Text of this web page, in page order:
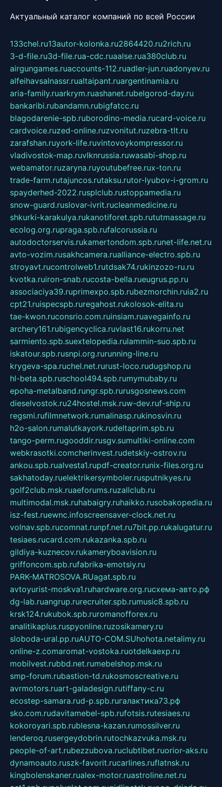
Актуальный каталог компаний по всей России
133chel.ru13autor-kolonka.ru2864420.ru2rich.ru
3-d-file.ru3d-file.rua-cdc.ruaalse.rua380club.ru
airgungames.ruaccounts-112.ruadler-jun.ruadonyev.ru
alfeihavsalnassr.rualtaipant.ruargentinamia.ru
aria-family.ruarkrym.ruashanet.rubelgorod-day.ru
bankaribi.rubandamn.rubigfatcc.ru
blagodarenie-spb.ruborodino-media.rucard-voice.ru
cardvoice.ruzed-online.ruzvonitut.ruzebra-tlt.ru
zarafshan.ruyork-life.ruvintovoykompressor.ru
vladivostok-map.ruvlknrussia.ruwasabi-shop.ru
webamator.ruzaryna.ruyoutubefree.rux-ton.ru
trade-farm.rutajuncos.rutaksu.rutor-lyubov-i-grom.ru
spayderhed-2022.rusplclub.rustoppamedia.ru
snow-guard.ruslovar-ivrit.rucleanmedicine.ru
shkurki-karakulya.rukanotiforet.spb.rututmassage.ru
ecolog.org.rupraga.spb.rufalcorussia.ru
autodoctorservis.rukamertondom.spb.runet-life.net.ru
avto-vozim.rusakhcamera.rualliance-electro.spb.ru
stroyavt.rucontrolweb1.rutdsak74.rukinzozo-ru.ru
kvotka.ruiron-snab.rucosta-bella.rueugrus.pp.ru
associaciya39.ruprimexpo.spb.rubezmorchin.ruia2.ru
cpt21.ruispecspb.ruregahost.rukolosok-elita.ru
tae-kwon.ruconsrio.com.ruinsiam.ruavegainfo.ru
archery161.rubigencyclica.ruvlast16.rukorru.net
sarmiento.spb.suextelopedia.rulammin-suo.spb.ru
iskatour.spb.rusnpi.org.rurunning-line.ru
krygeva-spa.ruchel.net.rurust-loco.rudugshop.ru
hl-beta.spb.ruschool494.spb.rumymubaby.ru
epoha-metalband.rungr.spb.rurusgosnews.com
dieselvostok.ru24hostel.msk.ruw-dev.ruf-ship.ru
regsmi.rufilmnetwork.rumalinasp.rukinosvin.ru
h2o-salon.rumalutkayork.rudeltaprim.spb.ru
tango-perm.rugooddir.rusgv.sumultiki-online.com
webkrasotki.comcherinvest.rudetskiy-ostrov.ru
ankou.spb.rualvesta1.rupdf-creator.runix-files.org.ru
sakhatoday.ruelektrikersymboler.rusputnikyes.ru
golf2club.msk.ruaeforums.ruzallclub.ru
multimodal.msk.ruhabaigry.ruhaikko.rusobakopedia.ru
isz-fest.ruewnc.infoscreensaver-clock.net.ru
volnav.spb.rucomnat.runpf.net.ru7bit.pp.rukalugatur.ru
tesiaes.rucard.com.rukazanka.spb.ru
gildiya-kuznecov.rukameryboavision.ru
griffoncom.spb.rufabrika-emotsiy.ru
PARK-MATROSOVA.RUagat.spb.ru
avtoyurist-moskva1.ruhardware.org.ruсхема-авто.рф
dg-lab.ruangrup.rurecruiter.spb.rumusic8.spb.ru
krsk124.rukubok.spb.ruromanofforex.ru
analitikaplus.ruspyonline.ruzosikamery.ru
sloboda-ural.pp.ruAUTO-COM.SUhohota.netalimy.ru
online-z.comaromat-vostoka.ruotdelkaexp.ru
mobilvest.rubbd.net.rumebelshop.msk.ru
smp-forum.rubastion-td.rukosmoscreative.ru
avrmotors.ruart-galadesign.rutiffany-c.ru
ecostep-samara.rud-p.spb.ruгалактика73.рф
sko.com.rudavitamebel-spb.rufotsis.rutesiaes.ru
kokoroyari.spb.rublesna-kazan.rumossilver.ru
lenderoq.rusergeydobrin.rutochkazvuka.msk.ru
people-of-art.rubezzubova.ruclubtibet.ruorior-aks.ru
dynamoauto.ruszk-favorit.rucarlines.ruflatnsk.ru
kingbolenskaner.rualex-motor.ruastroline.net.ru